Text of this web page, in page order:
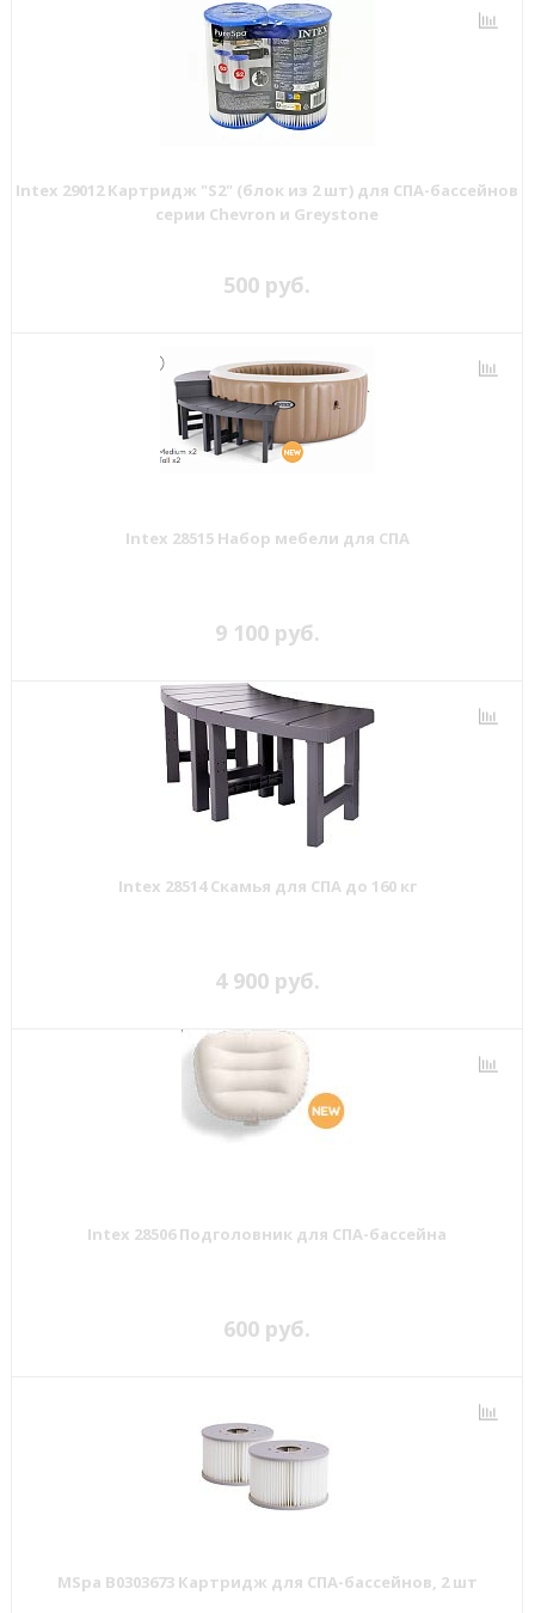
Intex 29012 Картридж "S2" (блок из 2 шт) для СПА-бассейнов
серии Chevron и Greystone
500 руб.
Intex 28515 Набор мебели для СПА
9 100 руб.
Intex 28514 Скамья для СПА до 160 кг
4 900 руб.
Intex 28506 Подголовник для СПА-бассейна
600 руб.
MSpa B0303673 Картридж для СПА-бассейнов, 2 шт